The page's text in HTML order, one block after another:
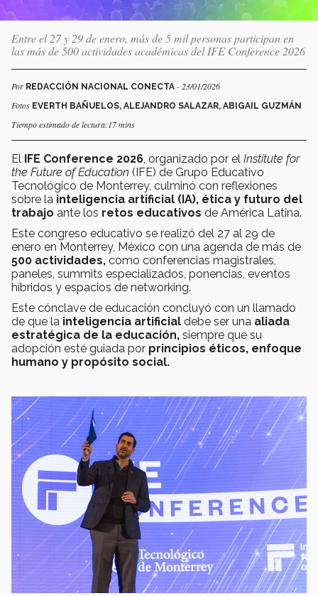
Entre el 27 y 29 de enero, más de 5 mil personas participan en
las más de 500 actividades académicas del IFE Conference 2026
Por REDACCIÓN NACIONAL CONECTA - 23/01/2026
Fotos EVERTH BAÑUELOS, ALEJANDRO SALAZAR, ABIGAIL GUZMÁN
Tiempo estimado de lectura:17 mins
El IFE Conference 2026 , organizado por el Institute for
the Future of Education (IFE) de Grupo Educativo
Tecnológico de Monterrey, culminó con reflexiones
sobre la inteligencia artificial (IA), ética y futuro del
trabajo ante los retos educativos de América Latina.
Este congreso educativo se realizó del 27 al 29 de
enero en Monterrey, México con una agenda de más de
500 actividades, como conferencias magistrales,
paneles, summits especializados, ponencias, eventos
híbridos y espacios de networking.
Este cónclave de educación concluyó con un llamado
de que la inteligencia artificial debe ser una aliada
estratégica de la educación, siempre que su
adopción esté guiada por principios éticos, enfoque
humano y propósito social.